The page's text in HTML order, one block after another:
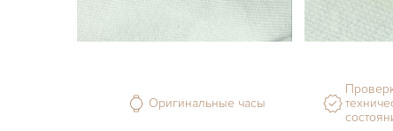
Оригинальные часы